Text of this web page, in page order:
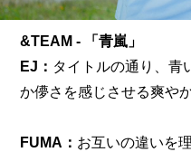
&TEAM - 「青嵐」
EJ： タイトルの通り、青
か儚さを感じさせる爽や
FUMA： お互いの違いを